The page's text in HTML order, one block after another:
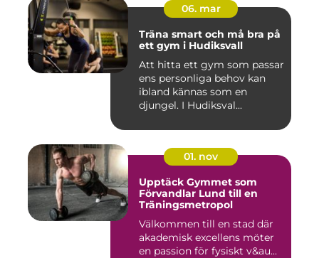
06. mar
Träna smart och må bra på
ett gym i Hudiksvall
Att hitta ett gym som passar
ens personliga behov kan
ibland kännas som en
djungel. I Hudiksval...
01. nov
Upptäck Gymmet som
Förvandlar Lund till en
Träningsmetropol
Välkommen till en stad där
akademisk excellens möter
en passion för fysiskt v&au...